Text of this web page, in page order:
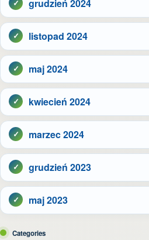
grudzień 2024
listopad 2024
maj 2024
kwiecień 2024
marzec 2024
grudzień 2023
maj 2023
Categories